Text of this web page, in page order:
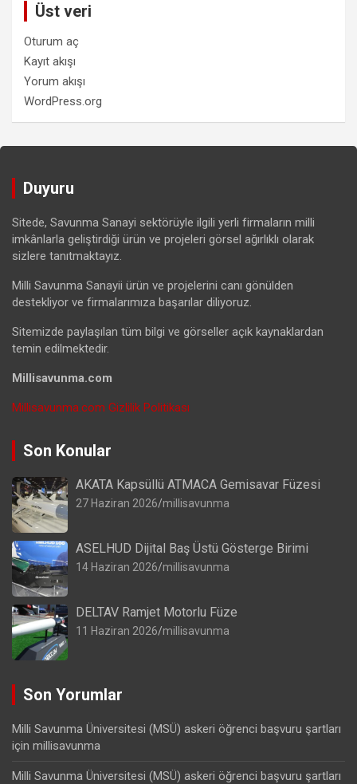
Üst veri
Oturum aç
Kayıt akışı
Yorum akışı
WordPress.org
Duyuru
Sitede, Savunma Sanayi sektörüyle ilgili yerli firmaların milli
imkânlarla geliştirdiği ürün ve projeleri görsel ağırlıklı olarak
sizlere tanıtmaktayız.
Milli Savunma Sanayii ürün ve projelerini canı gönülden
destekliyor ve firmalarımıza başarılar diliyoruz.
Sitemizde paylaşılan tüm bilgi ve görseller açık kaynaklardan
temin edilmektedir.
Millisavunma.com
Millisavunma.com Gizlilik Politikası
Son Konular
AKATA Kapsüllü ATMACA Gemisavar Füzesi
27 Haziran 2026 millisavunma
ASELHUD Dijital Baş Üstü Gösterge Birimi
14 Haziran 2026 millisavunma
DELTAV Ramjet Motorlu Füze
11 Haziran 2026 millisavunma
Son Yorumlar
Milli Savunma Üniversitesi (MSÜ) askeri öğrenci başvuru şartları
için millisavunma
Milli Savunma Üniversitesi (MSÜ) askeri öğrenci başvuru şartları